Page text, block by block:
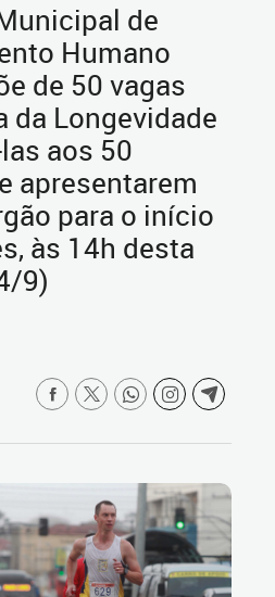
de
Humano
de 50 vagas
da Longevidade
aos 50
apresentarem
para o início
às 14h desta
9)